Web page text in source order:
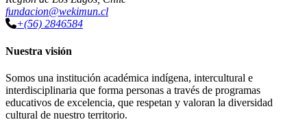
fundacion@wekimun.cl
+(56) 2846584
Nuestra visión
Somos una institución académica indígena, intercultural e
interdisciplinaria que forma personas a través de programas
educativos de excelencia, que respetan y valoran la diversidad
cultural de nuestro territorio.